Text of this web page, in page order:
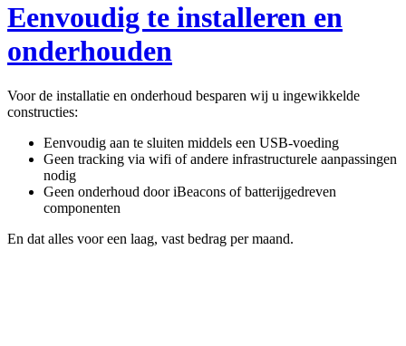
Eenvoudig te installeren en
onderhouden
Voor de installatie en onderhoud besparen wij u ingewikkelde
constructies:
Eenvoudig aan te sluiten middels een USB-voeding
Geen tracking via wifi of andere infrastructurele aanpassingen
nodig
Geen onderhoud door iBeacons of batterijgedreven
componenten
En dat alles voor een laag, vast bedrag per maand.